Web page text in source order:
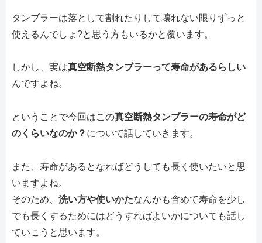
タンブラーは落として割れたりして壊れない限りずっと
使えるんでしょ?と思う方もいるかと覆います。
しかし、実は真空断熱タンブラーって寿命があるらしい
んですよね。
ということで今回はこの真空断熱タンブラーの寿命がど
のくらいなのか？ について話していきます。
また、寿命があるとなればどうしても長く使いたいと思
いますよね。
そのため、 洗い方や使いかたなんかも含めて寿命を少し
でも長くするためにはどうすればよいかについても話し
ていこうと思います。